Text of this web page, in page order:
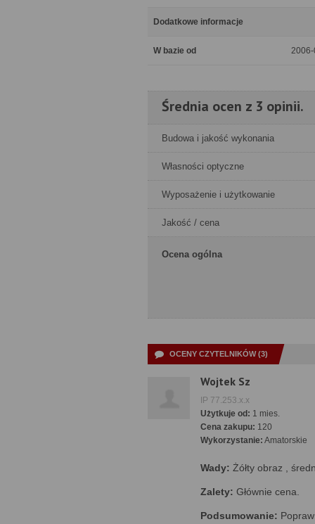
Dodatkowe informacje
W bazie od
Średnia ocen z 3 opinii.
Budowa i jakość wykonania
Własności optyczne
Wyposażenie i użytkowanie
Jakość / cena
Ocena ogólna
OCENY CZYTELNIKÓW (3)
Wojtek Sz
IP 77.253.x.x
Użytkuje od: 1 mies.
Cena zakupu: 120
Wykorzystanie: Amatorskie
Wady: Żółty obraz ,
Zalety: Głównie cena.
Podsumowanie: